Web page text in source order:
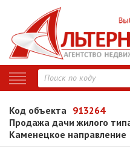
Код объекта 913264
Продажа дачи жилого
Каменецкое направление